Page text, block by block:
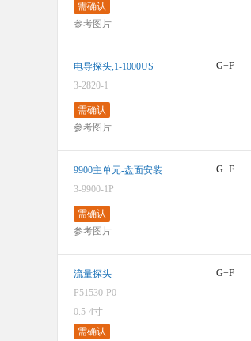
需确认
参考图片
图像仅供参考，请参阅产品规格
电导探头,1-1000US
3-2820-1
需确认
参考图片
图像仅供参考，请参阅产品规格
G+F
9900主单元-盘面安装
3-9900-1P
需确认
参考图片
G+F
流量探头
P51530-P0
0.5-4寸
需确认
G+F